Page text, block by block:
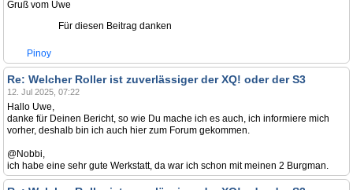
Gruß vom Uwe
Für diesen Beitrag danken
Pinoy
Re: Welcher Roller ist zuverlässiger der XQ! oder der S3
12. Jul 2025, 07:22
Hallo Uwe,
danke für Deinen Bericht, so wie Du mache ich es auch, ich informiere mich
vorher, deshalb bin ich auch hier zum Forum gekommen.
@Nobbi,
ich habe eine sehr gute Werkstatt, da war ich schon mit meinen 2 Burgman.